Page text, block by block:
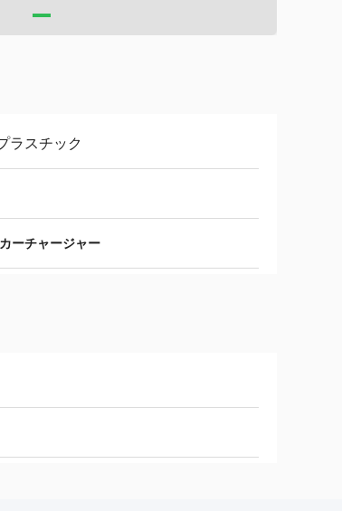
ラスチック
ーチャージャー